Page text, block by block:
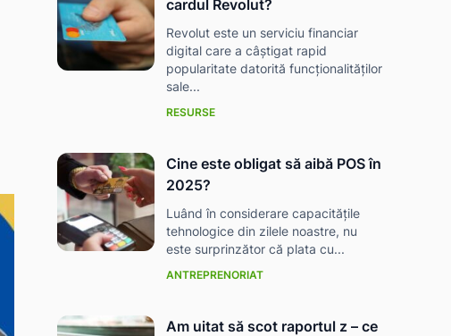
cardul Revolut?
Revolut este un serviciu financiar
digital care a câștigat rapid
popularitate datorită funcționalităților
sale...
RESURSE
Cine este obligat să aibă POS în
2025?
Luând în considerare capacitățile
tehnologice din zilele noastre, nu
este surprinzător că plata cu...
ANTREPRENORIAT
Am uitat să scot raportul z – ce